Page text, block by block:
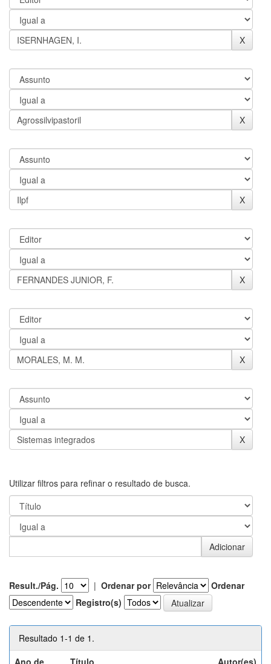
Utilizar filtros para refinar o resultado de busca.
Result./Pág. | Ordenar por
Ordenar
Registro(s)
Resultado 1-1 de 1.
Ano de
Título Autor(es)